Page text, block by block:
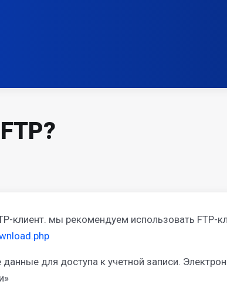
клиент. мы рекомендуем использовать FTP-
для доступа к учетной записи.